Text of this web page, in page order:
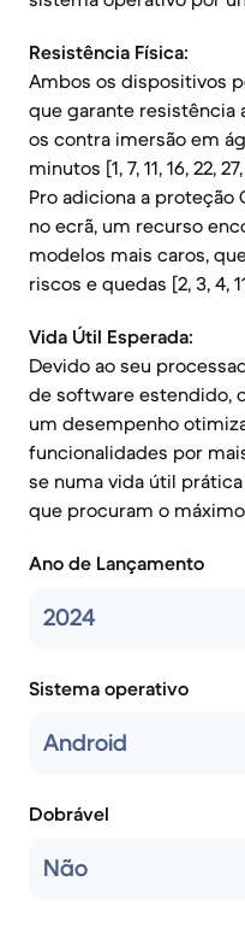
Resistência Física:
Ambos os dispositivos
que garante resistência
os contra imersão em
minutos [1, 7, 11, 16, 22,
Pro adiciona a proteção
no ecrã, um recurso
modelos mais caros,
riscos e quedas [2, 3, 4,
Vida Útil Esperada:
Devido ao seu
de software estendido,
um desempenho
funcionalidades por
se numa vida útil
que procuram o
Ano de Lançamento
2024
Sistema operativo
Android
Dobrável
Não